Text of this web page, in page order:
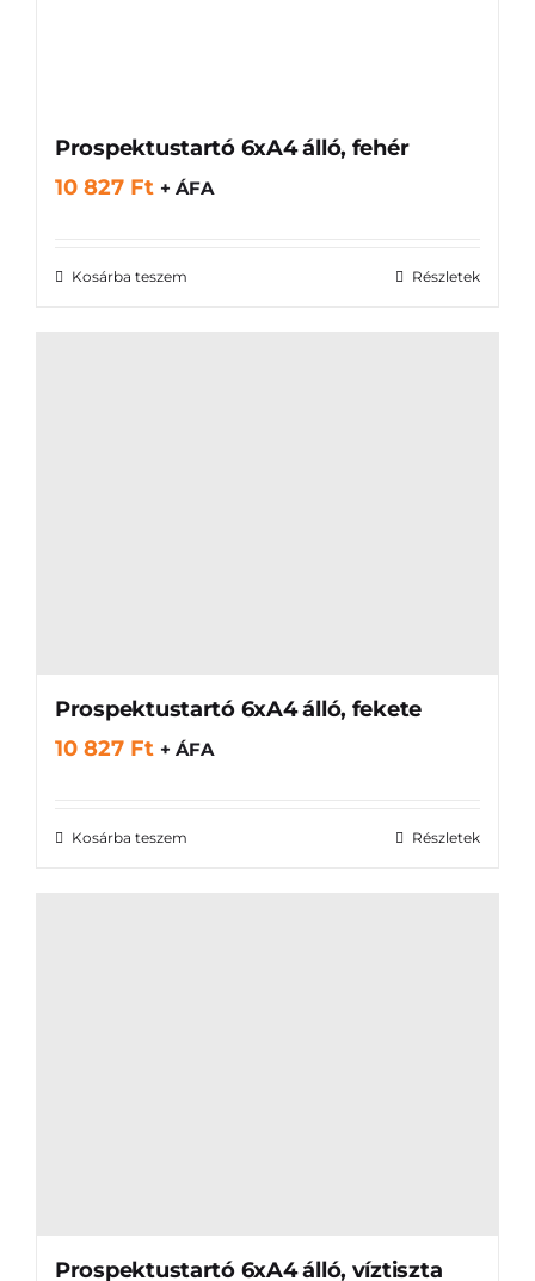
Prospektustartó 6xA4 álló, fehér
10 827 Ft + ÁFA
Kosárba teszem Részletek
Prospektustartó 6xA4 álló, fekete
10 827 Ft + ÁFA
Kosárba teszem Részletek
Prospektustartó 6xA4 álló, víztiszta